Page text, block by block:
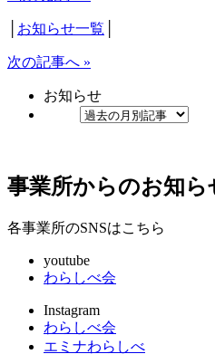
お知らせ一覧
次の記事へ »
お知らせ
事業所からのお知ら
各事業所のSNSはこちら
youtube
わらしべ会
Instagram
わらしべ会
エミナわらしべ